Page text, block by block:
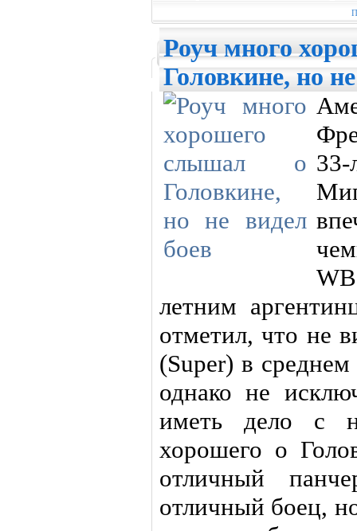
Роуч много
Головкине, но
летним
отметил, что не
(Super) в
однако не
иметь дело с
хорошего о
отличный
отличный боец,